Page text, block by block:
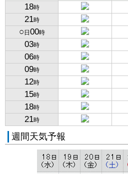
18時
21時
○ 日 00時
03時
06時
09時
12時
15時
18時
21時
週間天気予報